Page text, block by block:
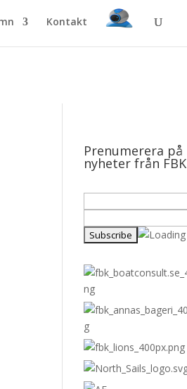
Kontakt
Prenumerera på
nyheter från FBK